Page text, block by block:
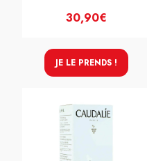
30,90€
JE LE PRENDS !